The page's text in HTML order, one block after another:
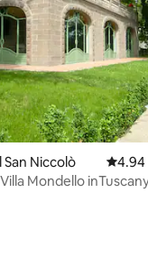
San Niccolò 平均
4.94
Mondello inTuscany